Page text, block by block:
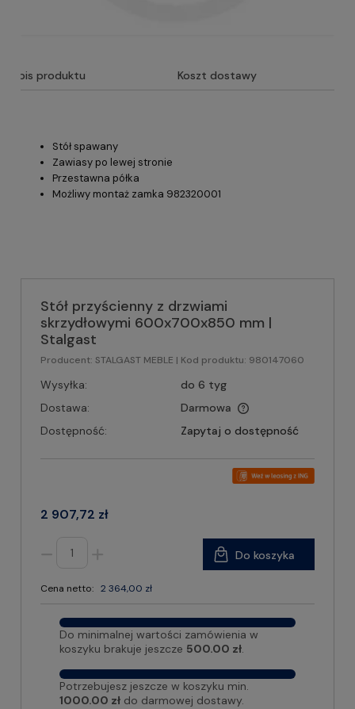
Opis produktu Koszt dostawy
Stół spawany
Zawiasy po lewej stronie
Przestawna półka
Możliwy montaż zamka 982320001
Stół przyścienny z drzwiami
skrzydłowymi 600x700x850 mm |
Stalgast
Producent: STALGAST MEBLE | Kod produktu: 980147060
Wysyłka:
do 6 tyg
Dostawa:
Darmowa
Dostępność:
Zapytaj o dostępność
2 907,72 zł
Cena netto: 2 364,00 zł
Do koszyka
Do minimalnej wartości zamówienia w
koszyku brakuje jeszcze 500.00 zł.
Potrzebujesz jeszcze w koszyku min.
1000.00 zł do darmowej dostawy.